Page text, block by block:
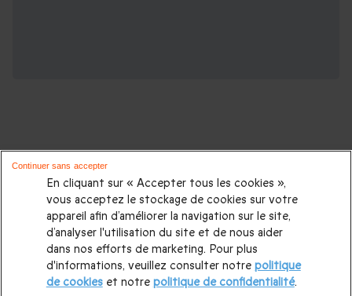
D'autres idées de séjours insolites :
Nuit insolite| Cabane dans les arbres|Dormir dans une
|Nuit en tipi|Séjour en cabane insolite|
yourte|Nuit en roulotte|Nuit insolite en Normandie
En cliquant sur « Accepter tous les cookies »,
vous acceptez le stockage de cookies sur votre
appareil afin d’améliorer la navigation sur le site,
d’analyser l'utilisation du site et de nous aider
dans nos efforts de marketing. Pour plus
d'informations, veuillez consulter notre politique
de cookieset notre politique de confidentialité.
Continuer sans accepter